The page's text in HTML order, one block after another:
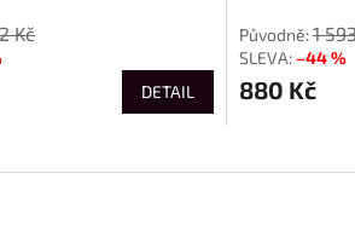
Kč
DETAIL
1
–44 %
880 Kč